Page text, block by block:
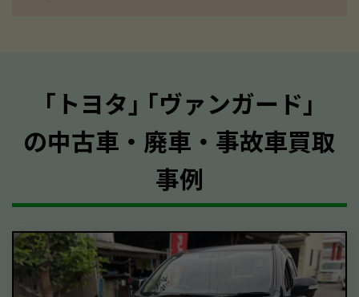
｢トヨタ｣ ｢ヴァンガード｣
の中古車・廃車・事故車買取
事例